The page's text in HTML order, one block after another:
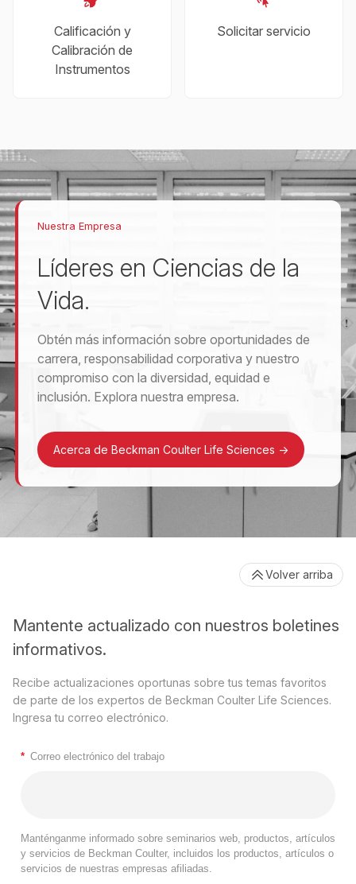
Calificación y
Calibración de
Instrumentos
Solicitar servicio
Nuestra Empresa
Líderes en Ciencias de la
Vida.
Obtén más información sobre oportunidades de
carrera, responsabilidad corporativa y nuestro
compromiso con la diversidad, equidad e
inclusión. Explora nuestra empresa.
Acerca de Beckman Coulter Life Sciences ->
Mantente actualizado con nuestros boletines
informativos.
Recibe actualizaciones oportunas sobre tus temas favoritos
de parte de los expertos de Beckman Coulter Life Sciences.
Ingresa tu correo electrónico.
* Correo electrónico del trabajo
Manténganme informado sobre seminarios web, productos, artículos
y servicios de Beckman Coulter, incluidos los productos, artículos o
servicios de nuestras empresas afiliadas.
Volver arriba